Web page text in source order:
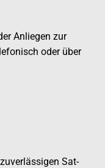
Anliegen zur
oder über
Sat-